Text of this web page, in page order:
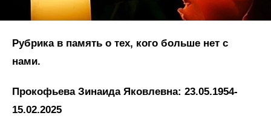
Рубрика в память о тех, кого больше нет с
нами.
Прокофьева Зинаида Яковлевна: 23.05.1954-
15.02.2025